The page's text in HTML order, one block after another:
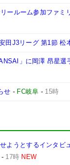
リールーム参加ファミ
田J3リーグ 第1節 松
」に岡澤 昂星選
せ - FC岐阜 - 15時
ようとするインタ
- 17時 NEW